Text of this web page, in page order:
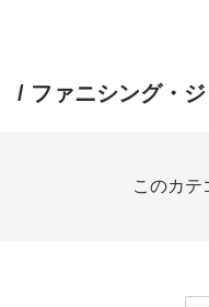
/ ファニシング・
このカテ